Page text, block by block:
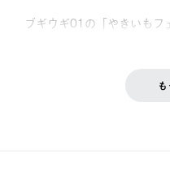
ブギウギ01の「やきいもフ